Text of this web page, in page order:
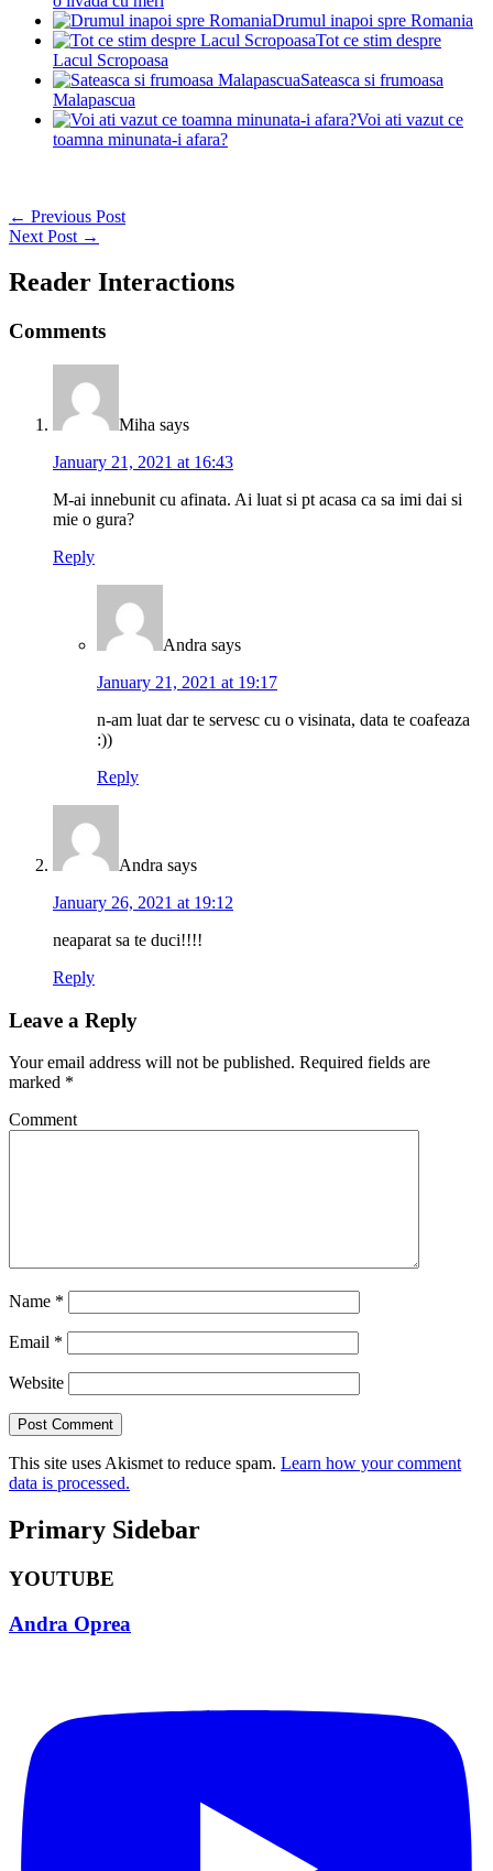
Drumul inapoi spre Romania
Tot ce stim despre
Lacul Scropoasa
Sateasca si frumoasa
Malapascua
Voi ati vazut ce
toamna minunata-i afara?
← Previous Post
Next Post →
Reader Interactions
Comments
Miha says
January 21, 2021 at 16:43
M-ai innebunit cu afinata. Ai luat si pt acasa ca sa imi dai si
mie o gura?
Reply
Andra says
January 21, 2021 at 19:17
n-am luat dar te servesc cu o visinata, data te coafeaza
:))
Reply
Andra says
January 26, 2021 at 19:12
neaparat sa te duci!!!!
Reply
Leave a Reply
Your email address will not be published. Required fields are
marked *
Comment
Name *
Email *
Website
This site uses Akismet to reduce spam. Learn how your comment
data is processed.
Primary Sidebar
YOUTUBE
Andra Oprea